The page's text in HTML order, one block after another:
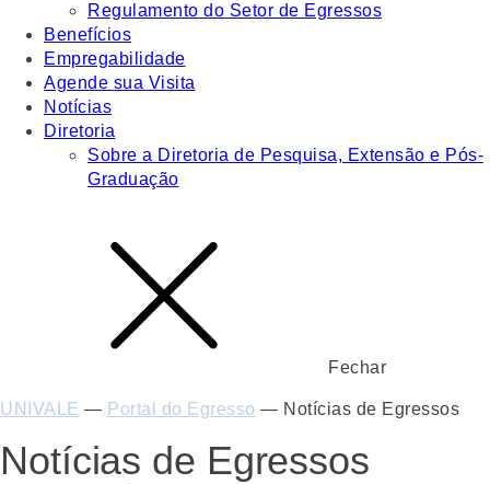
Regulamento do Setor de Egressos
Benefícios
Empregabilidade
Agende sua Visita
Notícias
Diretoria
Sobre a Diretoria de Pesquisa, Extensão e Pós-
Graduação
Fechar
UNIVALE — Portal do Egresso — Notícias de Egressos
Notícias de Egressos